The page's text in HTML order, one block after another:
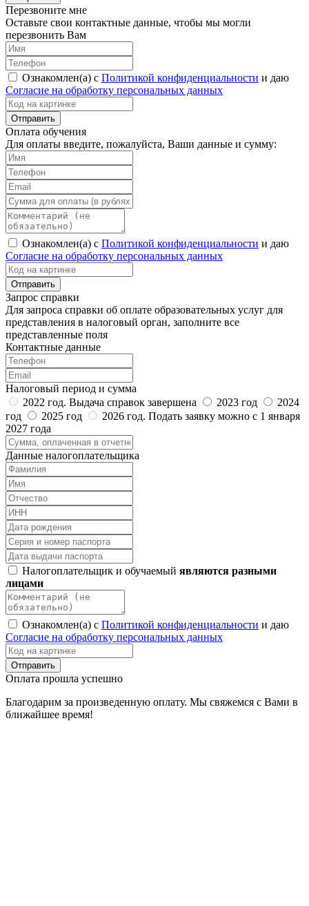
Перезвоните мне
Оставьте свои контактные данные, чтобы мы могли
перезвонить Вам
Ознакомлен(а) с Политикой конфиденциальности и даю
Согласие на обработку персональных данных
Оплата обучения
Для оплаты введите, пожалуйста, Ваши данные и сумму:
Ознакомлен(а) с Политикой конфиденциальности и даю
Согласие на обработку персональных данных
Запрос справки
Для запроса справки об оплате образовательных услуг для
представления в налоговый орган, заполните все
представленные поля
Контактные данные
Налоговый период и сумма
2022 год. Выдача справок завершена
2023 год
2024
год
2025 год
2026 год. Подать заявку можно с 1 января
2027 года
Данные налогоплательщика
Налогоплательщик и обучаемый являются разными
лицами
Ознакомлен(а) с Политикой конфиденциальности и даю
Согласие на обработку персональных данных
Оплата прошла успешно
Благодарим за произведенную оплату. Мы свяжемся с Вами в
ближайшее время!